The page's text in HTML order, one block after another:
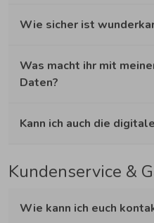
Wie sicher ist
Was macht ihr mit
Daten?
Kann ich auch die
Kundenservice &
Wie kann ich euch